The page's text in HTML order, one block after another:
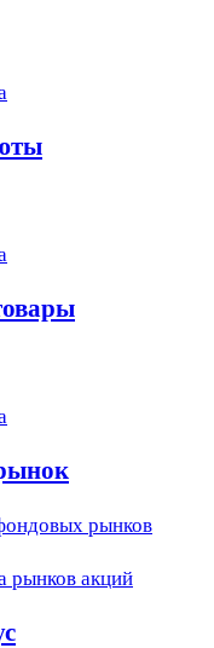
рынков
рынков акций